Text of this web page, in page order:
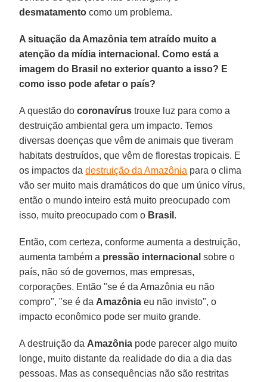
desmatamento como um problema.
A situação da Amazônia tem atraído muito a
atenção da mídia internacional. Como está a
imagem do Brasil no exterior quanto a isso? E
como isso pode afetar o país?
A questão docoronavírus trouxe luz para como a
destruição ambiental gera um impacto. Temos
diversas doenças que vêm de animais que tiveram
habitats destruídos, que vêm de florestas tropicais. E
os impactos dadestruição da Amazônia para o clima
vão ser muito mais dramáticos do que um único vírus,
então o mundo inteiro está muito preocupado com
isso, muito preocupado com o Brasil .
Então, com certeza, conforme aumenta a destruição,
aumenta também a pressão internacional sobre o
país, não só de governos, mas empresas,
corporações. Então "se é da Amazônia eu não
compro", "se é da Amazônia eu não invisto", o
impacto econômico pode ser muito grande.
A destruição da Amazônia pode parecer algo muito
longe, muito distante da realidade do dia a dia das
pessoas. Mas as consequências não são restritas